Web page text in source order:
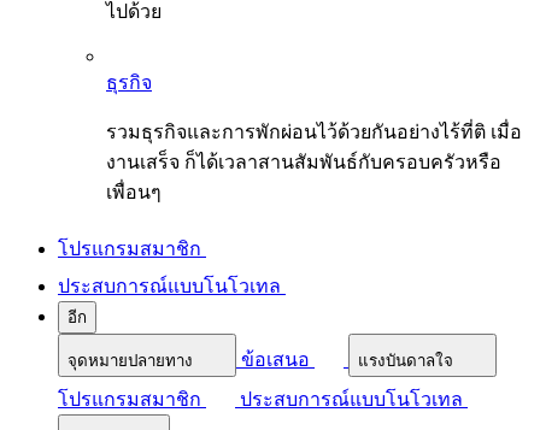
ไปด้วย
ธุรกิจ
รวมธุรกิจและการพักผ่อนไว้ด้วยกันอย่างไร้ที่ติ เมื่อ
งานเสร็จ ก็ได้เวลาสานสัมพันธ์กับครอบครัวหรือ
เพื่อนๆ
โปรแกรมสมาชิก
ประสบการณ์แบบโนโวเทล
อีก
จุดหมายปลายทาง ข้อเสนอ แรงบันดาลใจ
โปรแกรมสมาชิก ประสบการณ์แบบโนโวเทล